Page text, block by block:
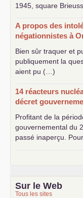
1945, square
A propos des
négationnistes à
Bien sûr traquer et
publiquement la
aient pu (…)
14 réacteurs
décret
Profitant de la
gouvernemental du
passé inaperçu.
Sur le Web
Tous les sites